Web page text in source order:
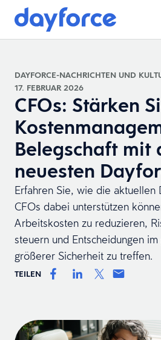
DAYFORCE-NACHRICHTEN UND
17. FEBRUAR 2026
CFOs: Stärken
Belegschaft mit
neuesten
Erfahren Sie, wie die aktuellen
CFOs dabei unterstützen
Arbeitskosten zu reduzieren,
steuern und Entscheidungen
größerer Sicherheit zu treffen.
TEILEN